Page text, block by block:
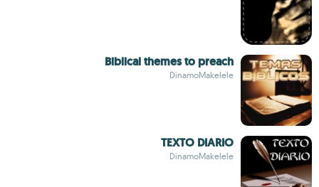
Biblical themes to preach
DinamoMakelele
TEXTO DIARIO
DinamoMakelele